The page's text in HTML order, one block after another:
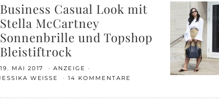
Business Casual Look mit
Stella McCartney
Sonnenbrille und Topshop
Bleistiftrock
19. MAI 2017
ANZEIGE
WEISSE
14 KOMMENTARE